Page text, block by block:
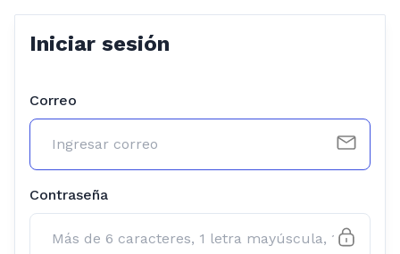
Iniciar sesión
Correo
Contraseña